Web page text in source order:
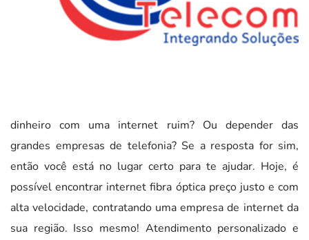
dinheiro com uma internet ruim? Ou depender das
grandes empresas de telefonia? Se a resposta for sim,
então você está no lugar certo para te ajudar. Hoje, é
possível encontrar internet fibra óptica preço justo e com
alta velocidade, contratando uma empresa de internet da
sua região. Isso mesmo! Atendimento personalizado e